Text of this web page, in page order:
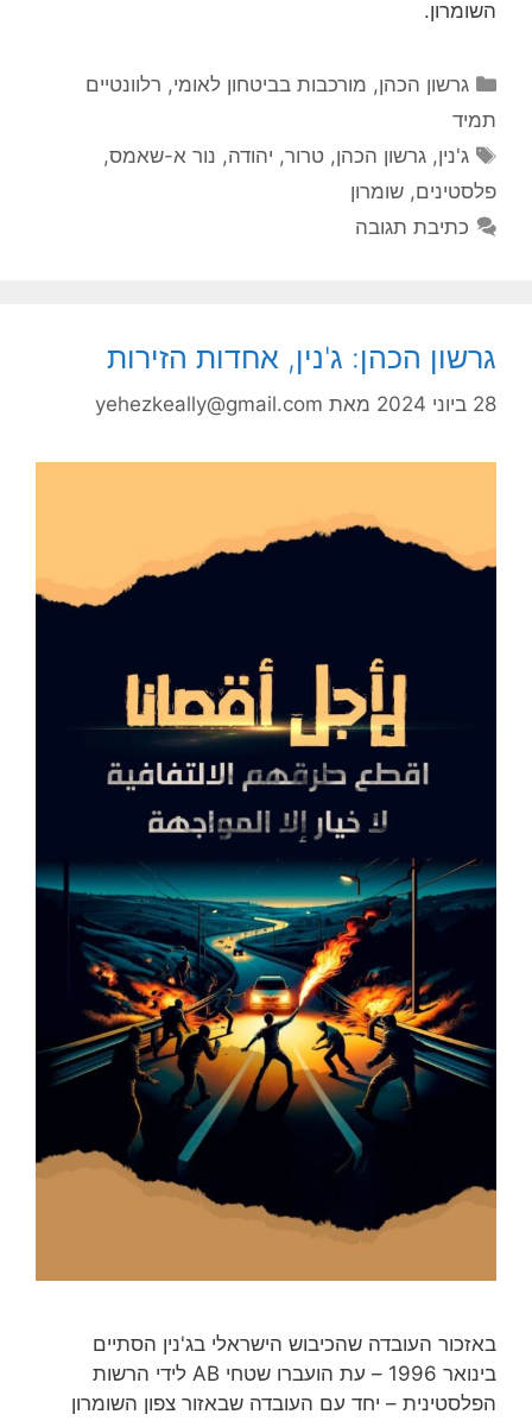
השומרון.
קטגוריות
גרשון הכהן, מורכבות בביטחון לאומי, רלוונטיים
תמיד
תגיות
ג'נין,גרשון הכהן,טרור, יהודה, נור א-שאמס,
פלסטינים, שומרון
כתיבת תגובה
גרשון הכהן: ג'נין, אחדות הזירות
28 ביוני 2024 מאת yehezkeally@gmail.com
באזכור העובדה שהכיבוש הישראלי בג'נין הסתיים
בינואר 1996 – עת הועברו שטחי AB לידי הרשות
הפלסטינית – יחד עם העובדה שבאזור צפון השומרון